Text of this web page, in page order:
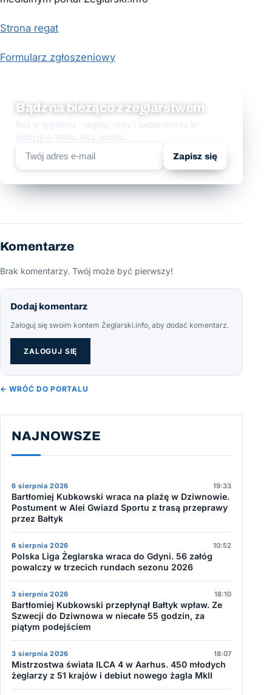
Strona regat
Formularz zgłoszeniowy
Bądź na bieżąco z żeglarstwem
Raz w tygodniu - regaty, rejsy i ludzie morza w
jednym e-mailu. Bez spamu.
Zapisz się
Komentarze
Brak komentarzy. Twój może być pierwszy!
Dodaj komentarz
Zaloguj się swoim kontem Żeglarski.info, aby dodać komentarz.
ZALOGUJ SIĘ
← WRÓĆ DO PORTALU
NAJNOWSZE
6 sierpnia 2026 19:33
Bartłomiej Kubkowski wraca na plażę w Dziwnowie.
Postument w Alei Gwiazd Sportu z trasą przeprawy
przez Bałtyk
6 sierpnia 2026 10:52
Polska Liga Żeglarska wraca do Gdyni. 56 załóg
powalczy w trzecich rundach sezonu 2026
3 sierpnia 2026 18:10
Bartłomiej Kubkowski przepłynął Bałtyk wpław. Ze
Szwecji do Dziwnowa w niecałe 55 godzin, za
piątym podejściem
3 sierpnia 2026 18:07
Mistrzostwa świata ILCA 4 w Aarhus. 450 młodych
żeglarzy z 51 krajów i debiut nowego żagla MkII